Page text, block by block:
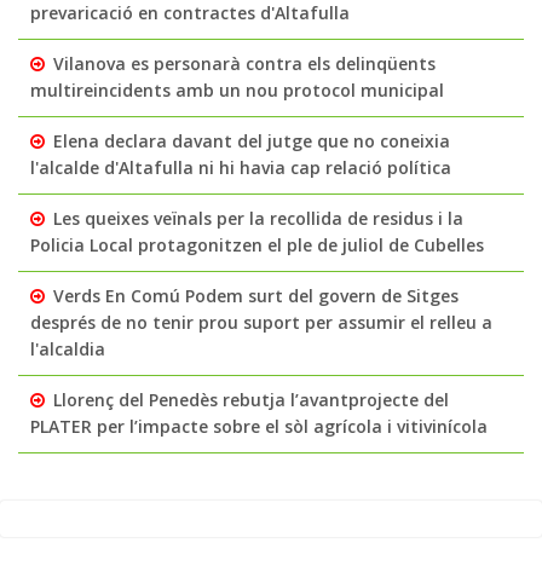
prevaricació en contractes d'Altafulla
Vilanova es personarà contra els delinqüents
multireincidents amb un nou protocol municipal
Elena declara davant del jutge que no coneixia
l'alcalde d'Altafulla ni hi havia cap relació política
Les queixes veïnals per la recollida de residus i la
Policia Local protagonitzen el ple de juliol de Cubelles
Verds En Comú Podem surt del govern de Sitges
després de no tenir prou suport per assumir el relleu a
l'alcaldia
Llorenç del Penedès rebutja l’avantprojecte del
PLATER per l’impacte sobre el sòl agrícola i vitivinícola